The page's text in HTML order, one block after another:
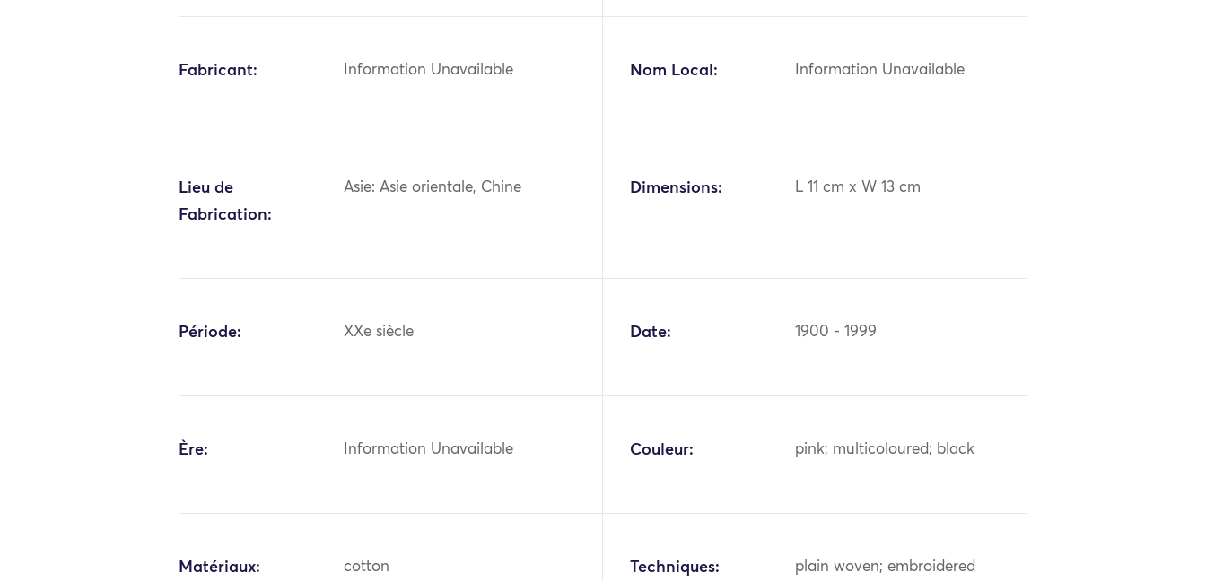
Fabricant: Information Unavailable Nom Local: Information Unavailable
Lieu de
Fabrication:
Asie: Asie orientale, Chine Dimensions: L 11 cm x W 13 cm
Période: XXe siècle Date: 1900 - 1999
Ère: Information Unavailable Couleur: pink; multicoloured; black
Matériaux: cotton Techniques: plain woven; embroidered